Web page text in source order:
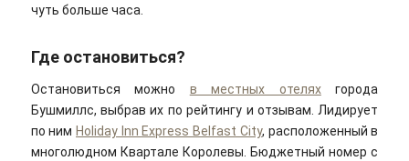
чуть больше часа.
Где остановиться?
Остановиться можно в местных отеляхгорода
Бушмиллс, выбрав их по рейтингу и отзывам. Лидирует
по ним Holiday Inn Express Belfast City, расположенный в
многолюдном Квартале Королевы. Бюджетный номер с